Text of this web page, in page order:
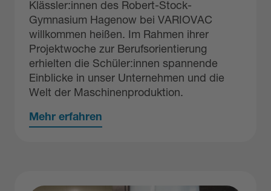
Klässler:innen des Robert-Stock-
Gymnasium Hagenow bei VARIOVAC
willkommen heißen. Im Rahmen ihrer
Projektwoche zur Berufsorientierung
erhielten die Schüler:innen spannende
Einblicke in unser Unternehmen und die
Welt der Maschinenproduktion.
Mehr erfahren